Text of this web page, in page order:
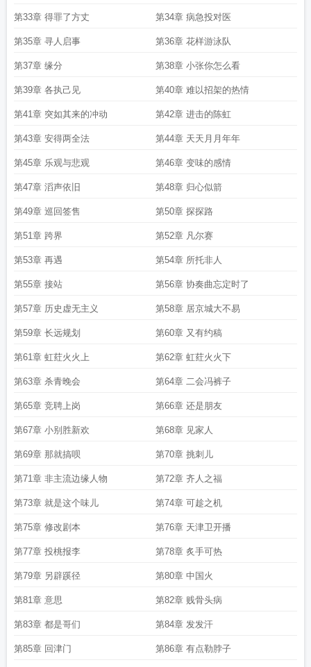
第33章 得罪了方丈 第34章 病急投对医
第35章 寻人启事 第36章 花样游泳队
第37章 缘分 第38章 小张你怎么看
第39章 各执己见 第40章 难以招架的热情
第41章 突如其来的冲动 第42章 进击的陈虹
第43章 安得两全法 第44章 天天月月年年
第45章 乐观与悲观 第46章 变味的感情
第47章 滔声依旧 第48章 归心似箭
第49章 巡回签售 第50章 探探路
第51章 跨界 第52章 凡尔赛
第53章 再遇 第54章 所托非人
第55章 接站 第56章 协奏曲忘定时了
第57章 历史虚无主义 第58章 居京城大不易
第59章 长远规划 第60章 又有约稿
第61章 虹荭火火上 第62章 虹荭火火下
第63章 杀青晚会 第64章 二会冯裤子
第65章 竞聘上岗 第66章 还是朋友
第67章 小别胜新欢 第68章 见家人
第69章 那就搞呗 第70章 挑刺儿
第71章 非主流边缘人物 第72章 齐人之福
第73章 就是这个味儿 第74章 可趁之机
第75章 修改剧本 第76章 天津卫开播
第77章 投桃报李 第78章 炙手可热
第79章 另辟蹊径 第80章 中国火
第81章 意思 第82章 贱骨头病
第83章 都是哥们 第84章 发发汗
第85章 回津门 第86章 有点勒脖子